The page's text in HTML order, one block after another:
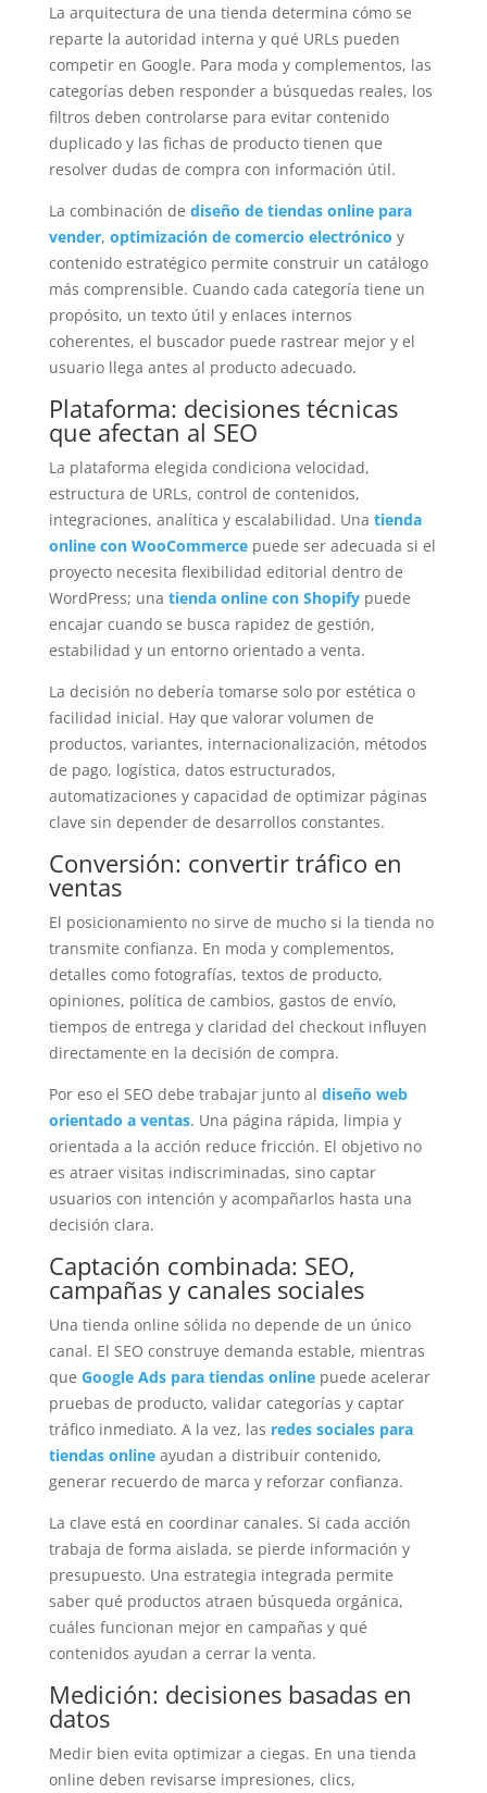
La arquitectura de una tienda determina cómo se
reparte la autoridad interna y qué URLs pueden
competir en Google. Para moda y complementos, las
categorías deben responder a búsquedas reales, los
filtros deben controlarse para evitar contenido
duplicado y las fichas de producto tienen que
resolver dudas de compra con información útil.
La combinación de diseño de tiendas online para
vender, optimización de comercio electrónico y
contenido estratégico permite construir un catálogo
más comprensible. Cuando cada categoría tiene un
propósito, un texto útil y enlaces internos
coherentes, el buscador puede rastrear mejor y el
usuario llega antes al producto adecuado.
Plataforma: decisiones técnicas
que afectan al SEO
La plataforma elegida condiciona velocidad,
estructura de URLs, control de contenidos,
integraciones, analítica y escalabilidad. Una tienda
online con WooCommercepuede ser adecuada si el
proyecto necesita flexibilidad editorial dentro de
WordPress; una tienda online con Shopifypuede
encajar cuando se busca rapidez de gestión,
estabilidad y un entorno orientado a venta.
La decisión no debería tomarse solo por estética o
facilidad inicial. Hay que valorar volumen de
productos, variantes, internacionalización, métodos
de pago, logística, datos estructurados,
automatizaciones y capacidad de optimizar páginas
clave sin depender de desarrollos constantes.
Conversión: convertir tráfico en
ventas
El posicionamiento no sirve de mucho si la tienda no
transmite confianza. En moda y complementos,
detalles como fotografías, textos de producto,
opiniones, política de cambios, gastos de envío,
tiempos de entrega y claridad del checkout influyen
directamente en la decisión de compra.
Por eso el SEO debe trabajar junto al diseño web
orientado a ventas. Una página rápida, limpia y
orientada a la acción reduce fricción. El objetivo no
es atraer visitas indiscriminadas, sino captar
usuarios con intención y acompañarlos hasta una
decisión clara.
Captación combinada: SEO,
campañas y canales sociales
Una tienda online sólida no depende de un único
canal. El SEO construye demanda estable, mientras
que Google Ads para tiendas onlinepuede acelerar
pruebas de producto, validar categorías y captar
tráfico inmediato. A la vez, las redes sociales para
tiendas onlineayudan a distribuir contenido,
generar recuerdo de marca y reforzar confianza.
La clave está en coordinar canales. Si cada acción
trabaja de forma aislada, se pierde información y
presupuesto. Una estrategia integrada permite
saber qué productos atraen búsqueda orgánica,
cuáles funcionan mejor en campañas y qué
contenidos ayudan a cerrar la venta.
Medición: decisiones basadas en
datos
Medir bien evita optimizar a ciegas. En una tienda
online deben revisarse impresiones, clics,